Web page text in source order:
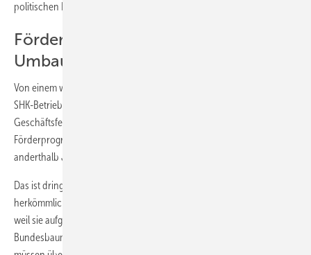
politischen Erfolgsgeschichte werden“, zeigte sich Stather überzeugt:
Förderbonus für altersgerechten
Umbau
Von einem wichtigen Punkt in der Koalitionsvereinbarung werden
SHK-Betriebe allerdings profitieren, wenn sie sich für das
Geschäftsfeld „Barrierefrei“ qualifiziert haben. Das KfW-
Förderprogramm für den altersgerechten Umbau, vor etwa
anderthalb Jahren komplett gestrichen, wird erneut aufgelegt.
Das ist dringend nötig, denn viele Senioren können oft keine
herkömmlichen KfW-Sanierungsprogramme in Anspruch nehmen,
weil sie aufgrund ihres Alters keine Kredite bewilligt bekommen. Das
Bundesbauministerium hat den Bedarf ausgerechnet: Jährlich